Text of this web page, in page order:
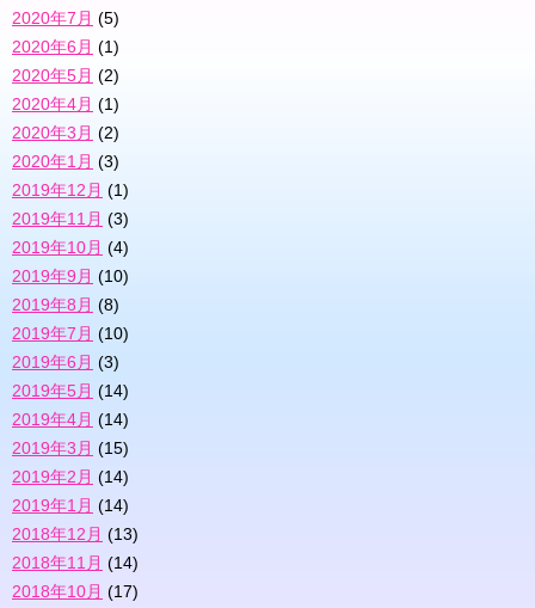
2020年7月 (5)
2020年6月 (1)
2020年5月 (2)
2020年4月 (1)
2020年3月 (2)
2020年1月 (3)
2019年12月 (1)
2019年11月 (3)
2019年10月 (4)
2019年9月 (10)
2019年8月 (8)
2019年7月 (10)
2019年6月 (3)
2019年5月 (14)
2019年4月 (14)
2019年3月 (15)
2019年2月 (14)
2019年1月 (14)
2018年12月 (13)
2018年11月 (14)
2018年10月 (17)